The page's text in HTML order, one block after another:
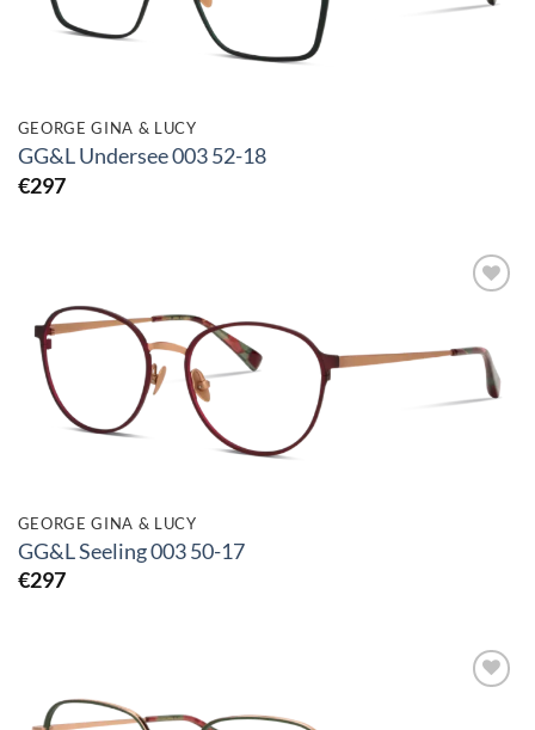
GEORGE GINA & LUCY
GG&L Undersee 003 52-18
€297
GEORGE GINA & LUCY
GG&L Seeling 003 50-17
€297